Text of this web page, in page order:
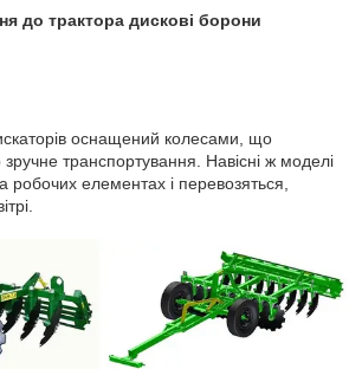
до трактора дискові борони
оснащений колесами, що
транспортування. Навісні ж моделі
робочих елементах і перевозяться,